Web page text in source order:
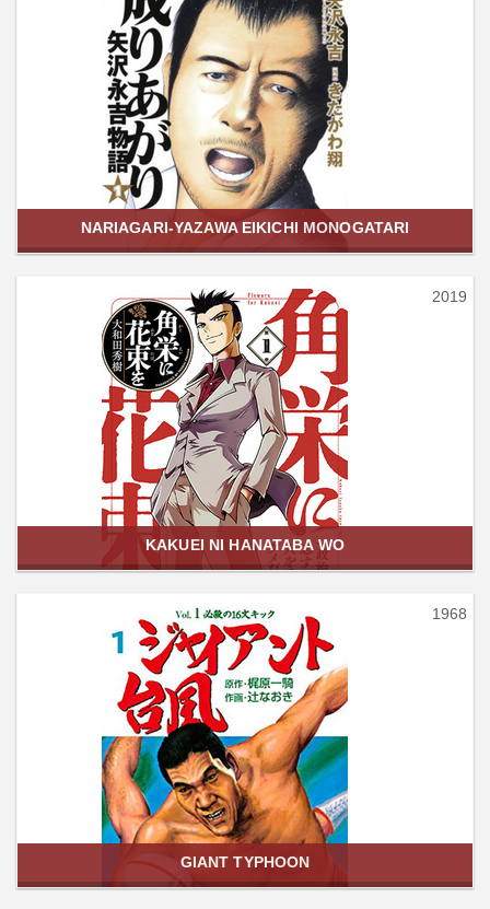
NARIAGARI-YAZAWA EIKICHI MONOGATARI
2019
KAKUEI NI HANATABA WO
1968
GIANT TYPHOON